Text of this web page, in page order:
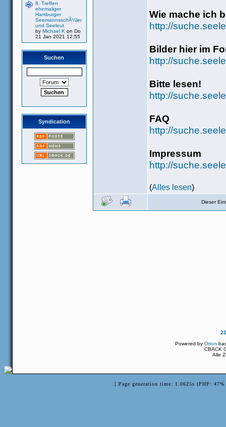
8. Treffen
ehemaliger
Hamburger
SeemannsschÃ¼ler
und Seeleut
by Michael K on Do
21 Jan 2021 12:55
Suchen
Syndication
Wie mache ich
http://
Bilder hier im
http://
Bitte lesen!
http://
FAQ
http://
Impressum
http://
(Alles lesen)
Dieser
Powered byOrion
CBACK
Alle
[ Page generation time: 1.0625s (PHP: